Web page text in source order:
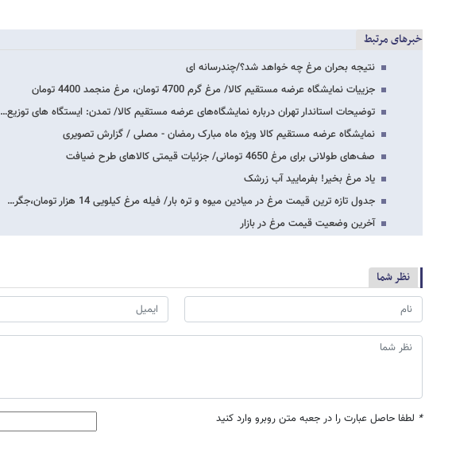
خبرهای مرتبط
نتیجه بحران مرغ چه خواهد شد؟/چندرسانه ای
جزییات نمایشگاه عرضه مستقیم کالا/ مرغ گرم 4700 تومان، مرغ منجمد 4400 تومان
توضیحات استاندار تهران درباره نمایشگاه‌های عرضه مستقیم کالا/ تمدن: ایستگاه های توزیع…
نمایشگاه عرضه مستقیم کالا ویژه ماه مبارک رمضان - مصلی / گزارش تصویری
صف‌های طولانی برای مرغ 4650 تومانی/ جزئیات قیمتی کالاهای طرح ضیافت
یاد مرغ بخیر! بفرمایید آب زرشک
جدول تازه ترین قیمت مرغ در میادین میوه و تره بار/ فیله مرغ کیلویی 14 هزار تومان،جگر…
آخرین وضعیت قیمت مرغ در بازار
نظر شما
* لطفا حاصل عبارت را در جعبه متن روبرو وارد کنید